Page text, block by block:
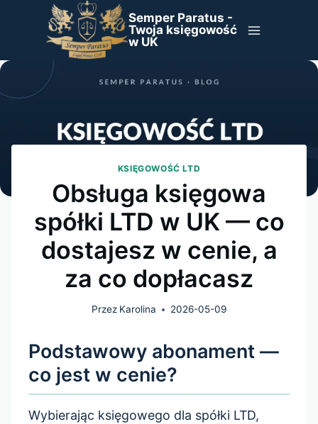
Semper Paratus -
Twoja księgowość
w UK
KSIĘGOWOŚĆ LTD
Obsługa księgowa
spółki LTD w UK — co
dostajesz w cenie, a
za co dopłacasz
Przez Karolina 2026-05-09
Podstawowy abonament —
co jest w cenie?
Wybierając księgowego dla spółki LTD,